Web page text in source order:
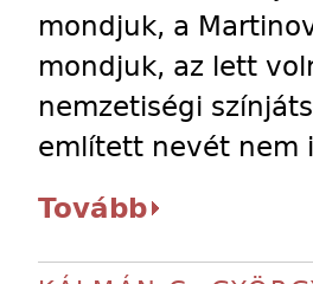
mondjuk, a
mondjuk, az lett
nemzetiségi
említett nevét nem
Tovább